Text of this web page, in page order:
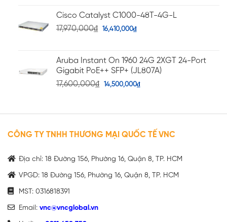
Cisco Catalyst C1000-48T-4G-L
17,970,000₫ 16,410,000₫
Aruba Instant On 1960 24G 2XGT 24-Port
Gigabit PoE++ SFP+ (JL807A)
17,600,000₫ 14,500,000₫
CÔNG TY TNHH THƯƠNG MẠI QUỐC TẾ VNC
Địa chỉ: 18 Đường 156, Phường 16, Quận 8, TP. HCM
VPGD: 18 Đường 156, Phường 16, Quận 8, TP. HCM
MST: 0316818391
Email: vnc@vncglobal.vn